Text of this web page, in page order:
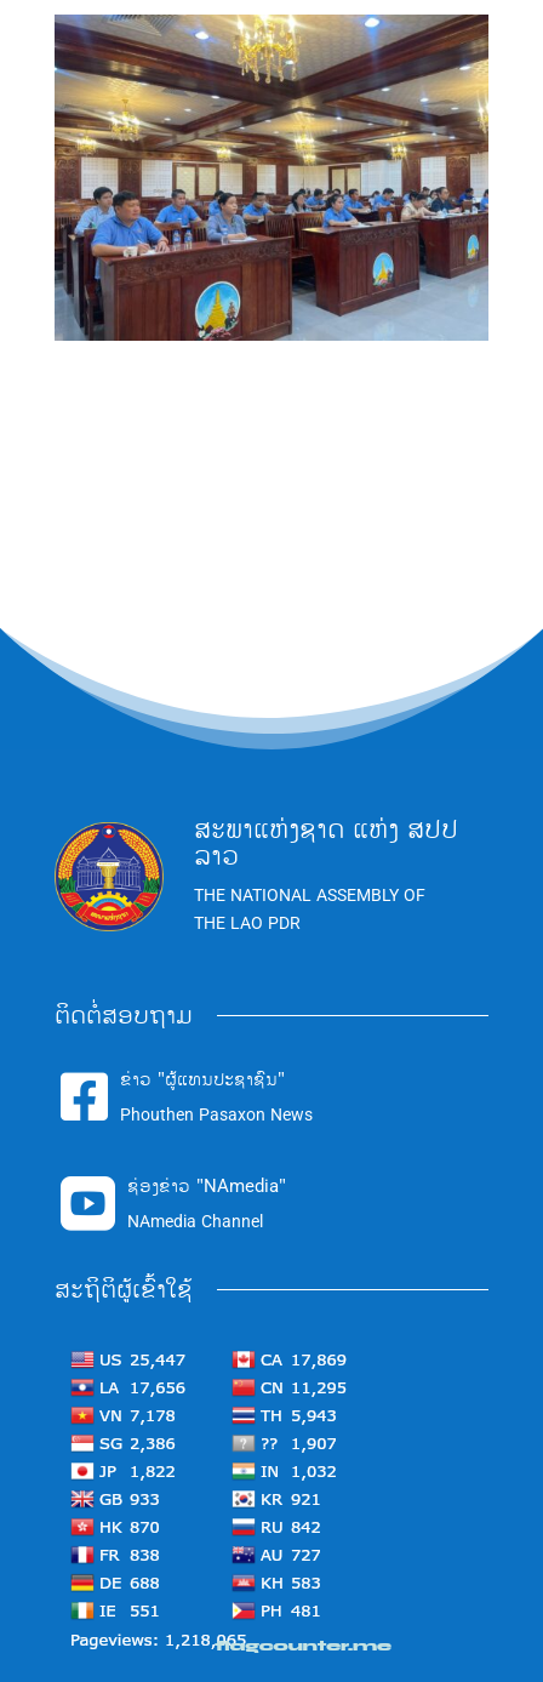
ສະພາແຫ່ງຊາດ ແຫ່ງ ສປປ
ລາວ
THE NATIONAL ASSEMBLY OF
THE LAO PDR
ຕິດຕໍ່ສອບຖາມ
 ຂ່າວ "ຜູ້ແທນປະຊາຊົນ"
Phouthen Pasaxon News
 ຊ່ອງຂ່າວ "NAmedia"
NAmedia Channel
ສະຖິຕິຜູ້ເຂົ້າໃຊ້